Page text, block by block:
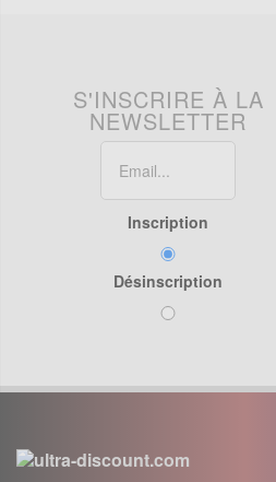
S'INSCRIRE À LA
NEWSLETTER
Inscription
Désinscription